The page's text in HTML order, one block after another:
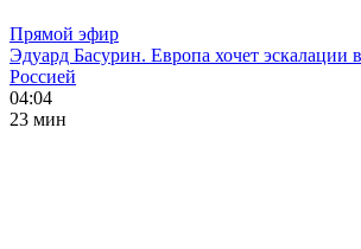
Прямой эфир
Эдуард Басурин. Европа хочет эскалации
Россией
04:04
23 мин